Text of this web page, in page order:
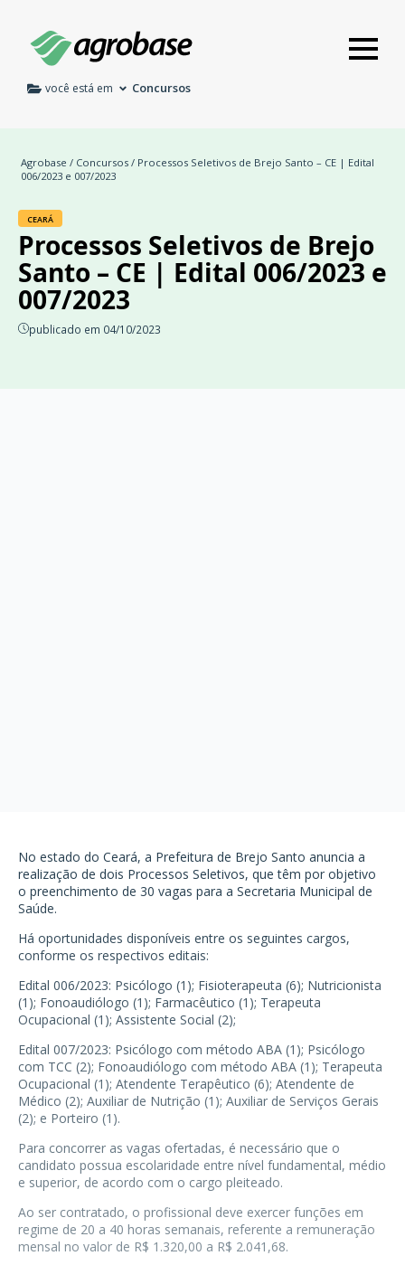
você está em Concursos
Agrobase / Concursos / Processos Seletivos de Brejo Santo – CE | Edital
006/2023 e 007/2023
CEARÁ
Processos Seletivos de Brejo
Santo – CE | Edital 006/2023 e
007/2023
publicado em 04/10/2023
No estado do Ceará, a Prefeitura de Brejo Santo anuncia a
realização de dois Processos Seletivos, que têm por objetivo
o preenchimento de 30 vagas para a Secretaria Municipal de
Saúde.
Há oportunidades disponíveis entre os seguintes cargos,
conforme os respectivos editais:
Edital 006/2023: Psicólogo (1); Fisioterapeuta (6); Nutricionista
(1); Fonoaudiólogo (1); Farmacêutico (1); Terapeuta
Ocupacional (1); Assistente Social (2);
Edital 007/2023: Psicólogo com método ABA (1); Psicólogo
com TCC (2); Fonoaudiólogo com método ABA (1); Terapeuta
Ocupacional (1); Atendente Terapêutico (6); Atendente de
Médico (2); Auxiliar de Nutrição (1); Auxiliar de Serviços Gerais
(2); e Porteiro (1).
Para concorrer as vagas ofertadas, é necessário que o
candidato possua escolaridade entre nível fundamental, médio
e superior, de acordo com o cargo pleiteado.
Ao ser contratado, o profissional deve exercer funções em
regime de 20 a 40 horas semanais, referente a remuneração
mensal no valor de R$ 1.320,00 a R$ 2.041,68.